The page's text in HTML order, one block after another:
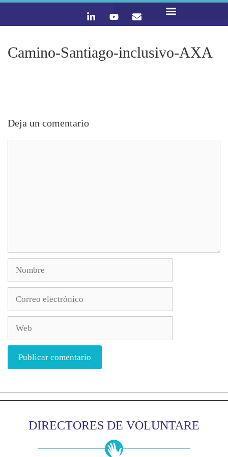
Camino-Santiago-inclusivo-AXA
Deja un comentario
DIRECTORES DE VOLUNTARE